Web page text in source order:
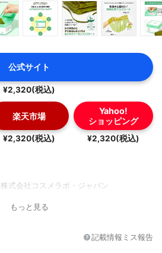
公式サイト
¥2,320(税込)
楽天市場
¥2,320(税込)
Yahoo!
ショッピング
¥2,320(税込)
株式会社コスメラボ・ジャパン
もっと見る
記載情報ミス報告